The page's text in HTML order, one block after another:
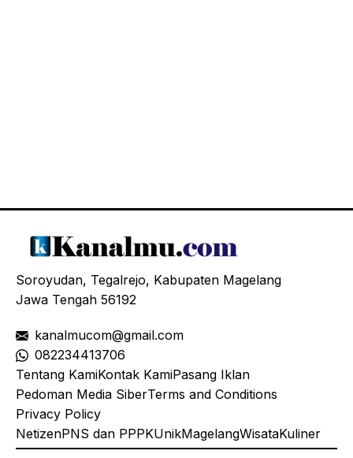
Soroyudan, Tegalrejo, Kabupaten Magelang
Jawa Tengah 56192
kanalmucom@gmail.com
082234413706
Tentang KamiKontak KamiPasang Iklan
Pedoman Media SiberTerms and Conditions
Privacy Policy
NetizenPNS dan PPPKUnikMagelangWisataKuliner